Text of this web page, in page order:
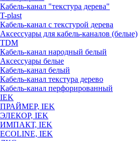
Кабель-канал "текстура дерева"
T-plast
Кабель-канал с текстурой дерева
Аксессуары для кабель-каналов (белые)
TDM
Кабель-канал народный белый
Аксессуары белые
Кабель-канал белый
Кабель-канал текстура дерево
Кабель-канал перфорированный
IEK
ПРАЙМЕР, IEK
ЭЛЕКОР, IEK
ИМПАКТ, IEK
ECOLINE, IEK